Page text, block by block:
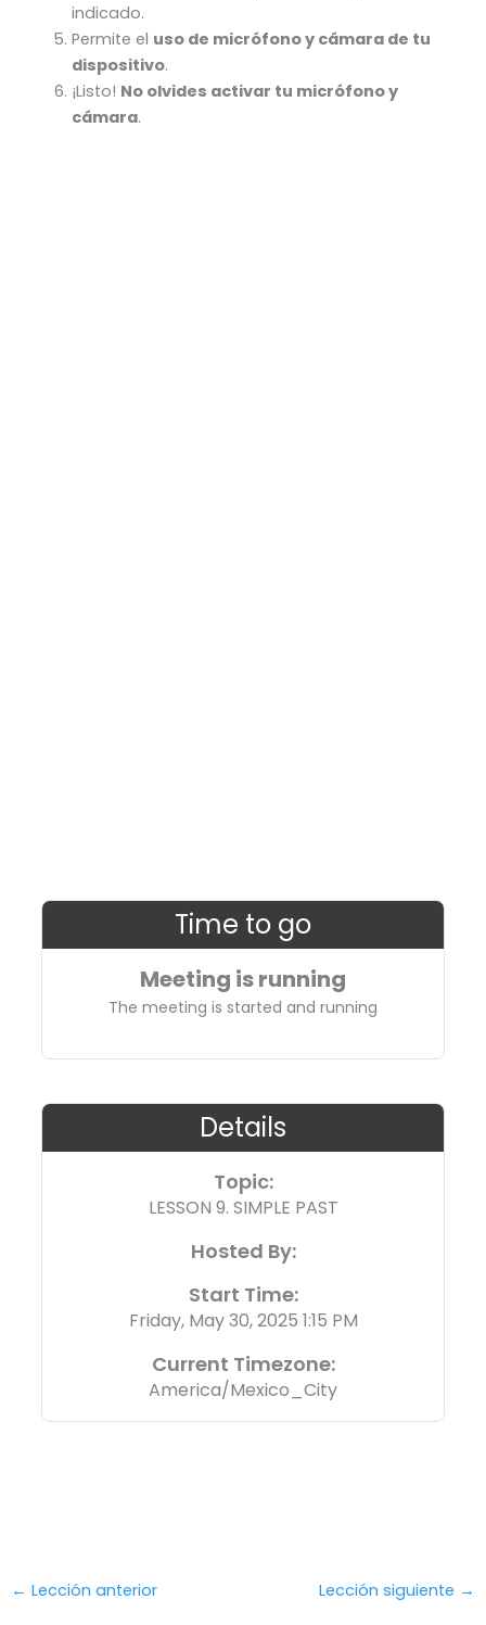
indicado.
Permite el uso de micrófono y cámara de tu
dispositivo.
¡Listo! No olvides activar tu micrófono y
cámara.
Time to go
Meeting is running
The meeting is started and running
Details
Topic:
LESSON 9. SIMPLE PAST
Hosted By:
Start Time:
Friday, May 30, 2025 1:15 PM
Current Timezone:
America/Mexico_City
← Lección anterior Lección siguiente →